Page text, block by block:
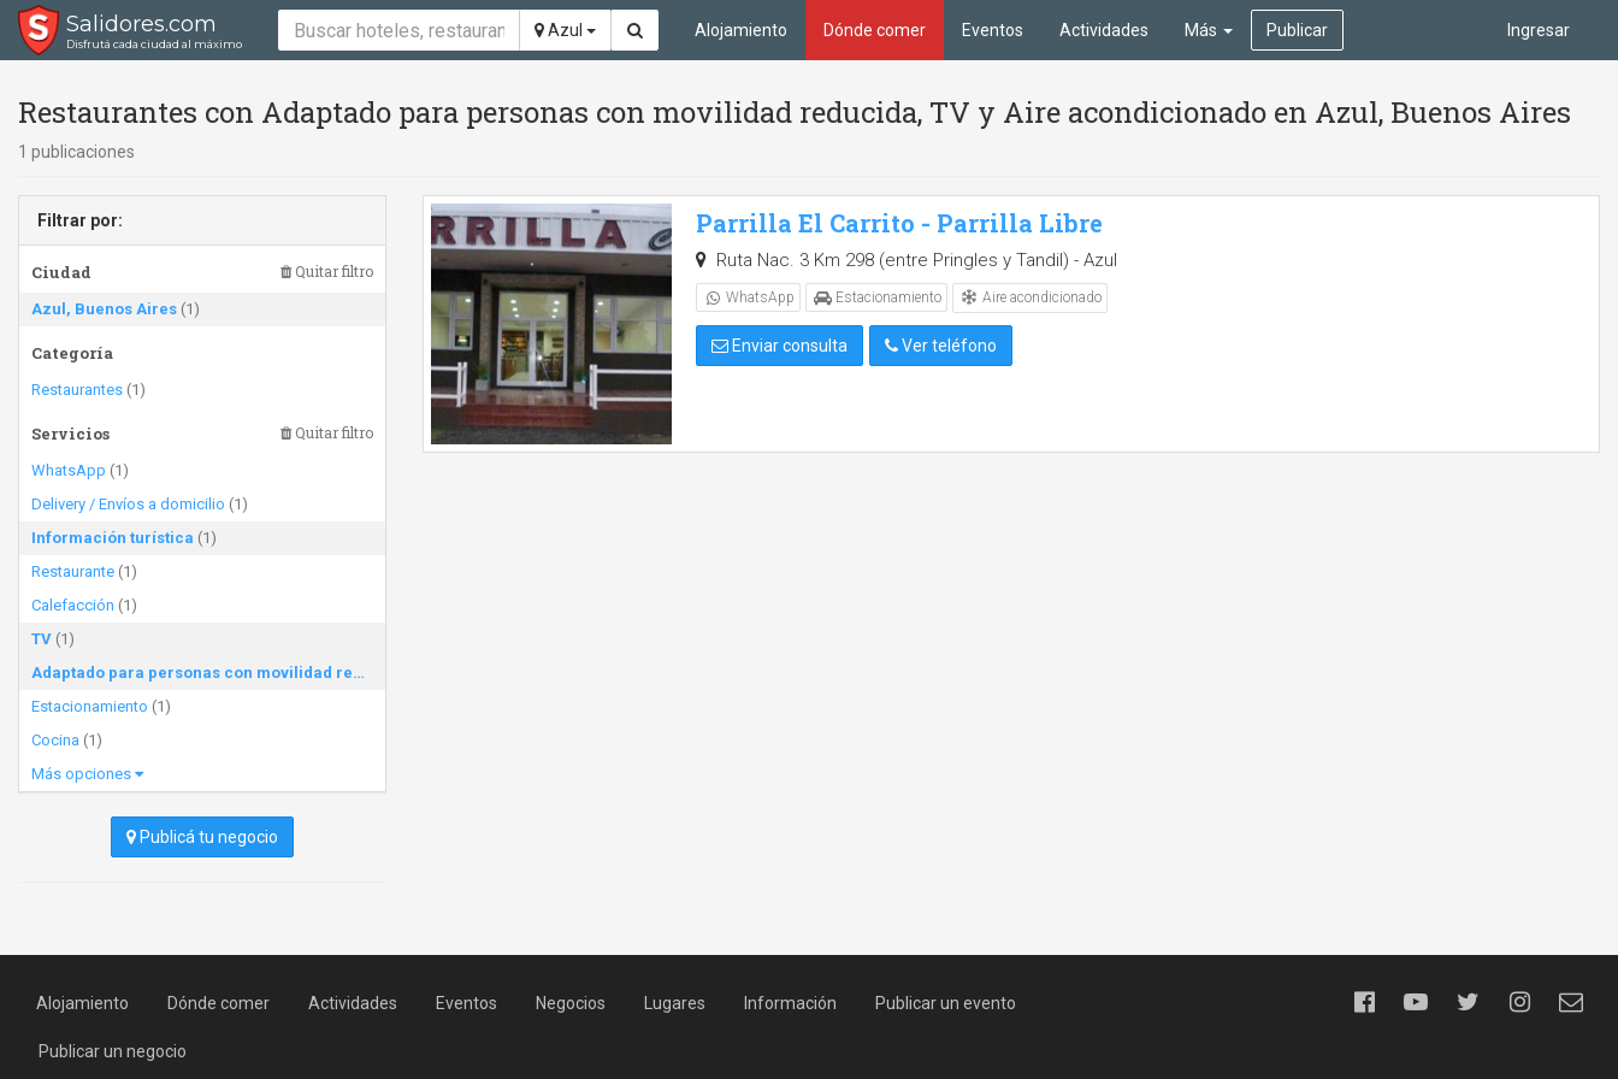
Salidores.com
Disfrutá cada ciudad al máximo
Azul Ingresar
Alojamiento Dónde comer Eventos Actividades Más Publicar
Restaurantes con Adaptado para personas con movilidad reducida, TV y Aire acondicionado en Azul, Buenos Aires
1 publicaciones
Filtrar por:
Ciudad Quitar filtro
Azul, Buenos Aires (1)
Categoría
Restaurantes (1)
Servicios Quitar filtro
WhatsApp (1)
Delivery / Envíos a domicilio (1)
Información turística (1)
Restaurante (1)
Calefacción (1)
TV (1)
Adaptado para personas con movilidad reducida
Estacionamiento (1)
Cocina (1)
Más opciones
Publicá tu negocio
Parrilla El Carrito - Parrilla Libre
Ruta Nac. 3 Km 298 (entre Pringles y Tandil) - Azul
WhatsApp Estacionamiento Aire acondicionado
Enviar consulta Ver teléfono
Alojamiento Dónde comer Actividades Eventos Negocios Lugares Información Publicar un evento
Publicar un negocio